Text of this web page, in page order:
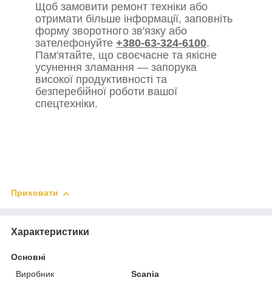
Щоб замовити ремонт техніки або
отримати більше інформації, заповніть
форму зворотного зв'язку або
зателефонуйте +380-63-324-6100.
Пам'ятайте, що своєчасне та якісне
усунення зламання — запорука
високої продуктивності та
безперебійної роботи вашої
спецтехніки.
Приховати
Характеристики
Основні
Виробник
Scania